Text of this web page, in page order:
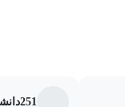
251